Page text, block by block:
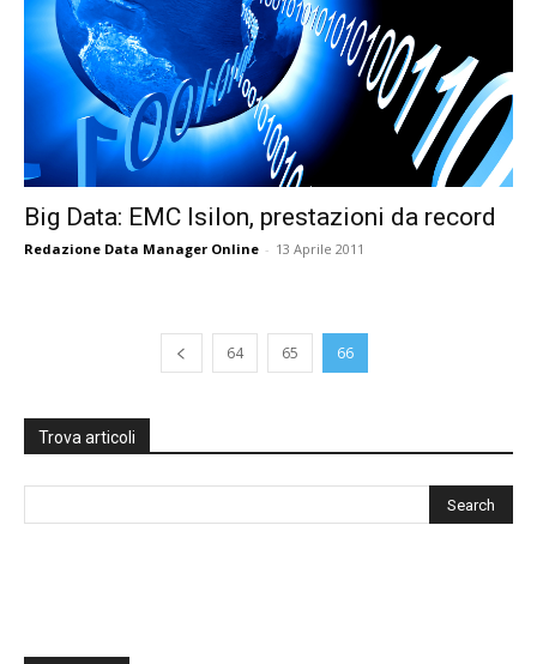
Big Data: EMC Isilon, prestazioni da record
Redazione Data Manager Online - 13 Aprile 2011
64 65 66
Trova articoli